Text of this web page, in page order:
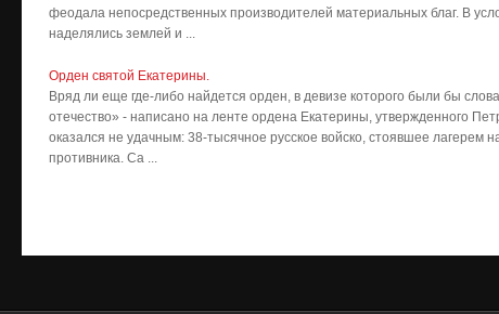
феодала непосредственных производителей материальных благ. В
наделялись землей и ...
Орден святой Екатерины.
Вряд ли еще где-либо найдется орден, в девизе которого были бы
отечество» - написано на ленте ордена Екатерины, утвержденного
оказался не удачным: 38-тысячное русское войско, стоявшее лагерем
противника. Са ...